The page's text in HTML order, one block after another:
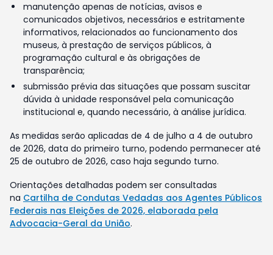
manutenção apenas de notícias, avisos e
comunicados objetivos, necessários e estritamente
informativos, relacionados ao funcionamento dos
museus, à prestação de serviços públicos, à
programação cultural e às obrigações de
transparência;
submissão prévia das situações que possam suscitar
dúvida à unidade responsável pela comunicação
institucional e, quando necessário, à análise jurídica.
As medidas serão aplicadas de 4 de julho a 4 de outubro
de 2026, data do primeiro turno, podendo permanecer até
25 de outubro de 2026, caso haja segundo turno.
Orientações detalhadas podem ser consultadas
na Cartilha de Condutas Vedadas aos Agentes Públicos
Federais nas Eleições de 2026, elaborada pela
Advocacia-Geral da União.